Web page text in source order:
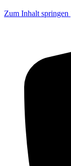
Zum Inhalt springen